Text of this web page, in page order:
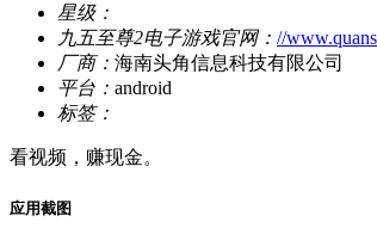
星级：
九五至尊2电子游戏官网： //
厂商： 海南头角信息科技有限公司
平台： android
标签：
看视频，赚现金。
应用截图